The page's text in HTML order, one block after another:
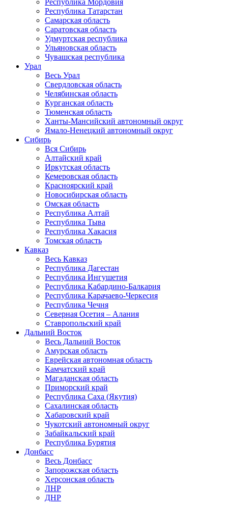
Республика Мордовия
Республика Татарстан
Самарская область
Саратовская область
Удмуртская республика
Ульяновская область
Чувашская республика
Урал
Весь Урал
Свердловская область
Челябинская область
Курганская область
Тюменская область
Ханты-Мансийский автономный округ
Ямало-Ненецкий автономный округ
Сибирь
Вся Сибирь
Алтайский край
Иркутская область
Кемеровская область
Красноярский край
Новосибирская область
Омская область
Республика Алтай
Республика Тыва
Республика Хакасия
Томская область
Кавказ
Весь Кавказ
Республика Дагестан
Республика Ингушетия
Республика Кабардино-Балкария
Республика Карачаево-Черкесия
Республика Чечня
Северная Осетия – Алания
Ставропольский край
Дальний Восток
Весь Дальний Восток
Амурская область
Еврейская автономная область
Камчатский край
Магаданская область
Приморский край
Республика Саха (Якутия)
Сахалинская область
Хабаровский край
Чукотский автономный округ
Забайкальский край
Республика Бурятия
Донбасс
Весь Донбасс
Запорожская область
Херсонская область
ЛНР
ДНР